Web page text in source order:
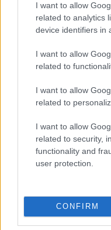
I want to allow
related to analytics
device identifiers in
I want to allow
related to
I want to allow
related to
I want to allow
related to security,
functionality and
user protection.
CONFIRM
Α1 ΑΝΔΡΩΝ 04/08/2015
Ο Έγκλεσκαλνς
Ο Ολυμπιακός
Λετονού, Χερμάνς
είναι το βαρύ
αγωνιστικής σεζόν.